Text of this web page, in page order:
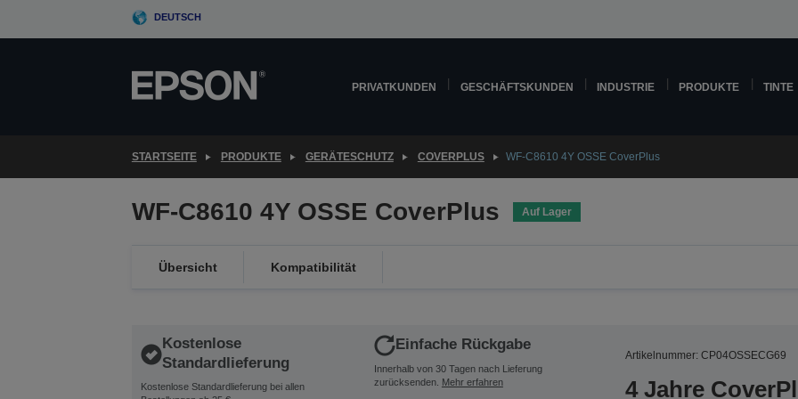
DEUTSCH
PRIVATKUNDEN GESCHÄFTSKUNDEN INDUSTRIE PRODUKTE TINTE
STARTSEITE PRODUKTE GERÄTESCHUTZ COVERPLUS WF-C8610 4Y OSSE CoverPlus
WF-C8610 4Y OSSE CoverPlus Auf Lager
Übersicht Kompatibilität
Kostenlose
Standardlieferung
Kostenlose Standardlieferung bei allen
Einfache Rückgabe
Innerhalb von 30 Tagen nach Lieferung
zurücksenden. Mehr erfahren
Artikelnummer: CP04OSSECG69
4 Jahre